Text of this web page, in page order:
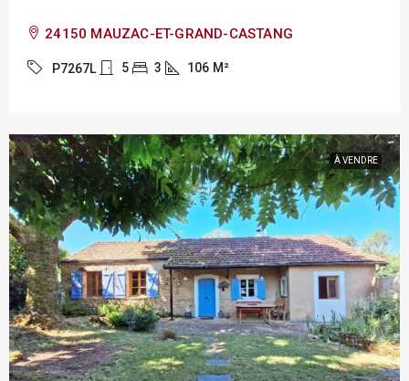
24150 MAUZAC-ET-GRAND-CASTANG
P7267L 5 3 106 M²
À VENDRE